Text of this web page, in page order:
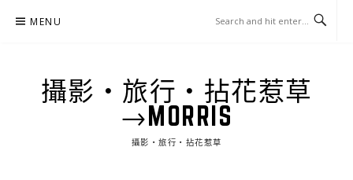
MENU
攝影‧旅行‧拈花惹草
→MORRIS
攝影‧旅行‧拈花惹草